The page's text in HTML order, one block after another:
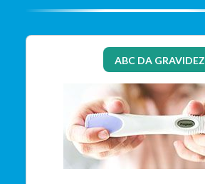
ABC DA GRAVIDEZ